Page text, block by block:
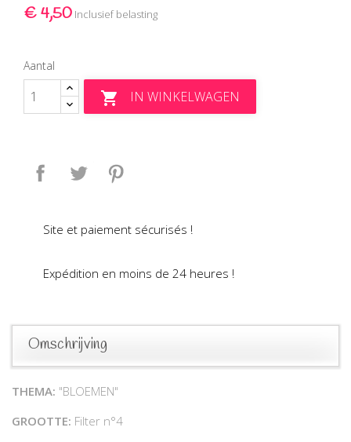
€ 4,50 Inclusief belasting
Aantal
 IN WINKELWAGEN
Delen Tweet
Site et paiement sécurisés !
Expédition en moins de 24 heures !
Omschrijving
THEMA: "BLOEMEN"
GROOTTE: Filter n°4